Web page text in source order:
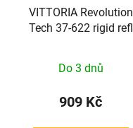
VITTORIA Revolution
Tech 37-622 rigid refl
Do 3 dnů
909 Kč